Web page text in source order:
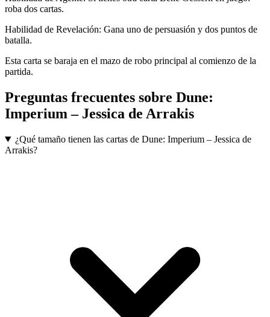
roba dos cartas.
Habilidad de Revelación: Gana uno de persuasión y dos puntos de
batalla.
Esta carta se baraja en el mazo de robo principal al comienzo de la
partida.
Preguntas frecuentes sobre Dune:
Imperium – Jessica de Arrakis
¿Qué tamaño tienen las cartas de Dune: Imperium – Jessica de
Arrakis?